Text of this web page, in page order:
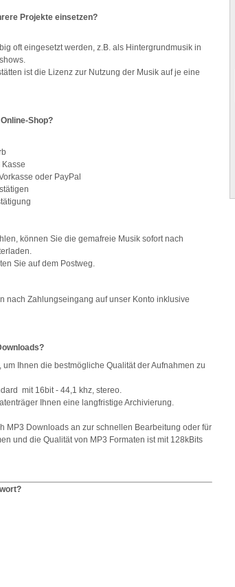
Projekte einsetzen?
oft eingesetzt werden, z.B. als Hintergrundmusik in
ist die Lizenz zur Nutzung der Musik auf je eine
Shop?
oder PayPal
können Sie die gemafreie Musik sofort nach
Sie auf dem Postweg.
nach Zahlungseingang auf unser Konto inklusive
Ihnen die bestmögliche Qualität der Aufnahmen zu
mit 16bit - 44,1 khz, stereo.
Ihnen eine langfristige Archivierung.
MP3 Downloads an zur schnellen Bearbeitung oder für
und die Qualität von MP3 Formaten ist mit 128kBits